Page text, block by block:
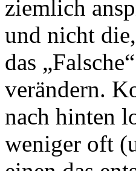
ziemlich
und nicht
das
verändern.
nach hinten
weniger oft